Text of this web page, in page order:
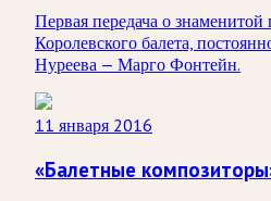
Первая передача о
Королевского балета,
Нуреева — Марго Фонтейн.
11 января 2016
«Балетные